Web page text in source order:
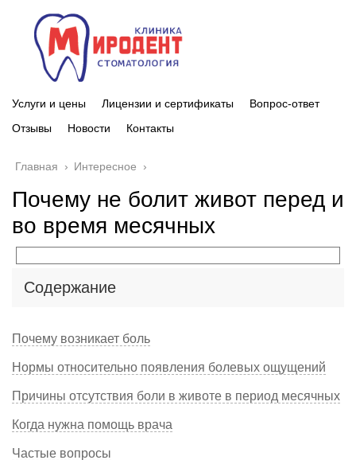
Услуги и цены Лицензии и сертификаты
Вопрос-ответ
Отзывы
Новости Контакты
Главная › Интересное ›
Почему не болит живот перед и
во время месячных
Содержание
Почему возникает боль
Нормы относительно появления болевых ощущений
Причины отсутствия боли в животе в период месячных
Когда нужна помощь врача
Частые вопросы